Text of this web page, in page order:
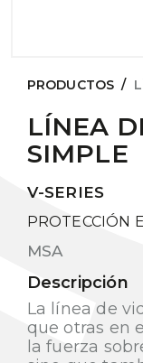
PRODUCTOS /
LÍNEA
SIMPLE
V-SERIES
PROTECCIÓN
MSA
Descripción
La línea de
que otras en
la fuerza